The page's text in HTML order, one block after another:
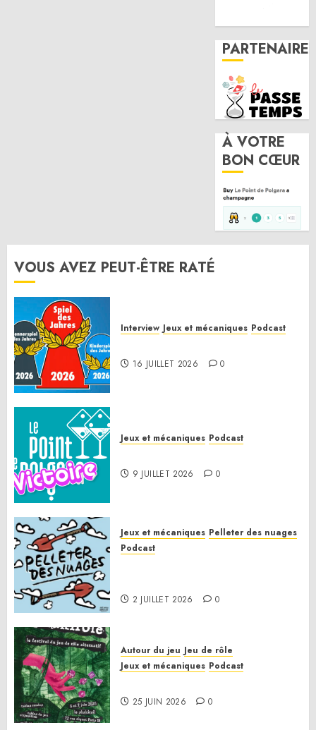
PARTENAIRE
À VOTRE
BON CŒUR
VOUS AVEZ PEUT-ÊTRE RATÉ
Interview Jeux et mécaniques Podcast
16 JUILLET 2026 0
Jeux et mécaniques Podcast
9 JUILLET 2026 0
Jeux et mécaniques Pelleter des nuages
Podcast
2 JUILLET 2026 0
Autour du jeu Jeu de rôle
Jeux et mécaniques Podcast
25 JUIN 2026 0